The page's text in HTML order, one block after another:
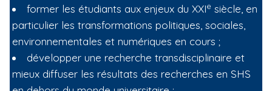
former les étudiants aux enjeux du XXIe siècle, en
particulier les transformations politiques, sociales,
environnementales et numériques en cours ;
développer une recherche transdisciplinaire et
mieux diffuser les résultats des recherches en SHS